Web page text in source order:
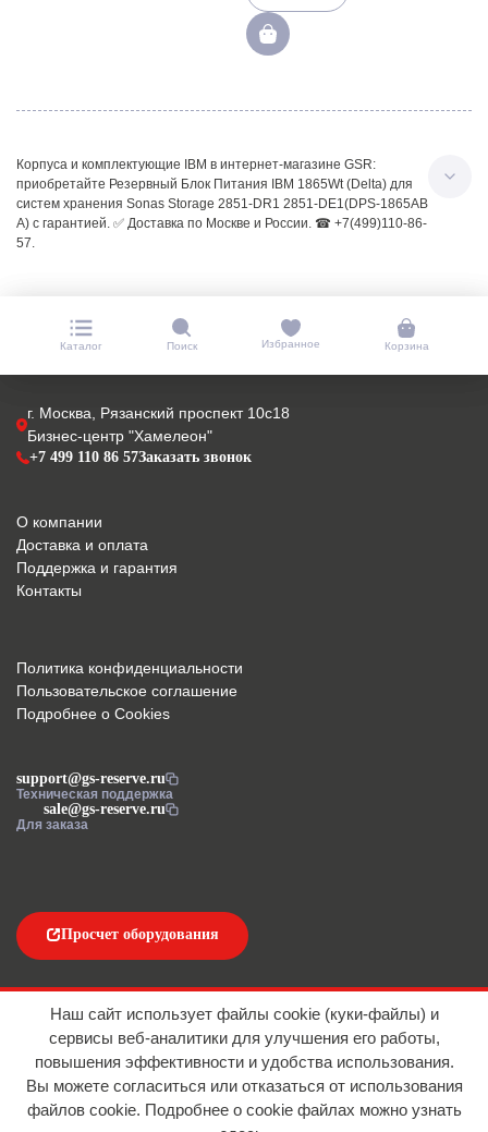
Корпуса и комплектующие IBM в интернет-магазине GSR:
приобретайте Резервный Блок Питания IBM 1865Wt (Delta) для
систем хранения Sonas Storage 2851-DR1 2851-DE1(DPS-1865AB
A) с гарантией. ✅ Доставка по Москве и России. ☎ +7(499)110-86-
57.
Каталог Поиск Избранное Корзина
г. Москва, Рязанский проспект 10с18
Бизнес-центр "Хамелеон"
+7 499 110 86 57Заказать звонок
support@gs-reserve.ru
Техническая поддержка
sale@gs-reserve.ru
Для заказа
О компании
Доставка и оплата
Поддержка и гарантия
Контакты
Просчет оборудования
Политика конфиденциальности
Пользовательское соглашение
Подробнее о Cookies
Наш сайт использует файлы cookie (куки-файлы) и
сервисы веб-аналитики для улучшения его работы,
повышения эффективности и удобства использования.
Вы можете согласиться или отказаться от использования
файлов сookie. Подробнее о cookie файлах можно узнать